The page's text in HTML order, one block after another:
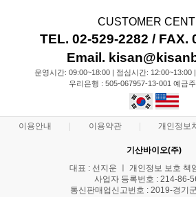
CUSTOMER
TEL. 02-529-2282 / FAX.
Email.
운영시간: 09:00~18:00 | 점심시간: 12:00~13:00
우리은행 : 505-067957-13-001 예금
이용안내 이용약관 개인정보
기산바이오(주)
대표 : 선지운 ㅣ 개인정보 보호 책
사업자 등록번호 : 214-86-
통신판매업신고번호 : 2019-경기